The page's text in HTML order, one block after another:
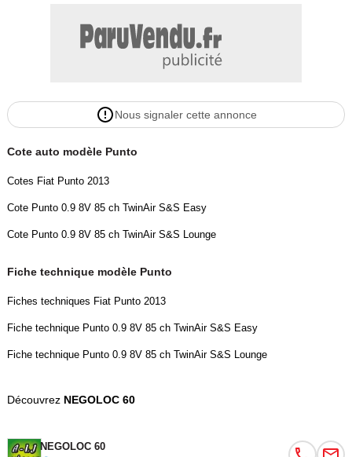
Nous signaler cette annonce
Cote auto modèle Punto
Cotes Fiat Punto 2013
Cote Punto 0.9 8V 85 ch TwinAir S&S Easy
Cote Punto 0.9 8V 85 ch TwinAir S&S Lounge
Fiche technique modèle Punto
Fiches techniques Fiat Punto 2013
Fiche technique Punto 0.9 8V 85 ch TwinAir S&S Easy
Fiche technique Punto 0.9 8V 85 ch TwinAir S&S Lounge
Découvrez NEGOLOC 60
NEGOLOC 60